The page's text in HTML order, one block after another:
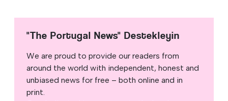
"The Portugal News" Destekleyin
We are proud to provide our readers from
around the world with independent, honest and
unbiased news for free – both online and in
print.